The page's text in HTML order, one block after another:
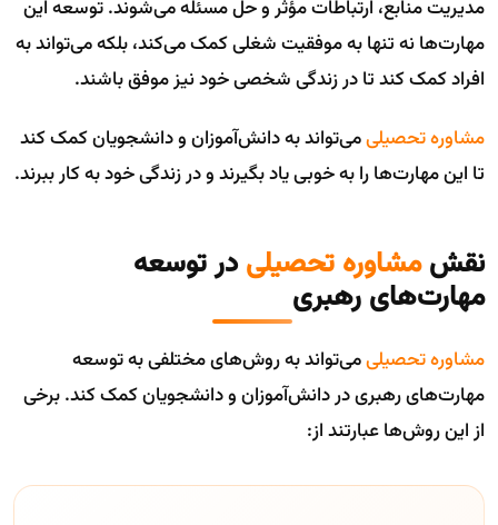
مدیریت منابع، ارتباطات مؤثر و حل مسئله می‌شوند. توسعه این
مهارت‌ها نه تنها به موفقیت شغلی کمک می‌کند، بلکه می‌تواند به
افراد کمک کند تا در زندگی شخصی خود نیز موفق باشند.
مشاوره تحصیلیمی‌تواند به دانش‌آموزان و دانشجویان کمک کند
تا این مهارت‌ها را به خوبی یاد بگیرند و در زندگی خود به کار ببرند.
نقشمشاوره تحصیلیدر توسعه
مهارت‌های رهبری
مشاوره تحصیلیمی‌تواند به روش‌های مختلفی به توسعه
مهارت‌های رهبری در دانش‌آموزان و دانشجویان کمک کند. برخی
از این روش‌ها عبارتند از: